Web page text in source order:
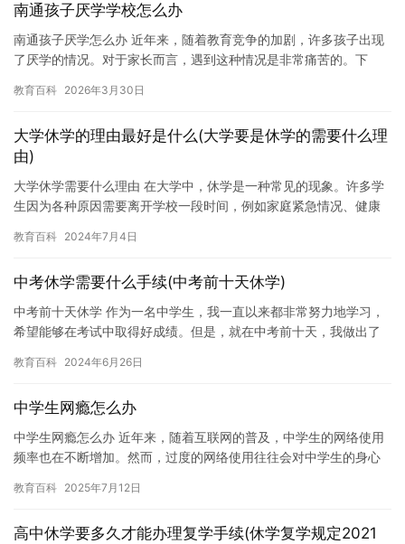
南通孩子厌学学校怎么办
南通孩子厌学怎么办 近年来，随着教育竞争的加剧，许多孩子出现
了厌学的情况。对于家长而言，遇到这种情况是非常痛苦的。下
解孩…
教育百科 2026年3月30日
大学休学的理由最好是什么(大学要是休学的需要什么理
由)
大学休学需要什么理由 在大学中，休学是一种常见的现象。许多学
生因为各种原因需要离开学校一段时间，例如家庭紧急情况、健康
的…
教育百科 2024年7月4日
中考休学需要什么手续(中考前十天休学)
中考前十天休学 作为一名中学生，我一直以来都非常努力地学习，
希望能够在考试中取得好成绩。但是，就在中考前十天，我做出了
试做…
教育百科 2024年6月26日
中学生网瘾怎么办
中学生网瘾怎么办 近年来，随着互联网的普及，中学生的网络使用
频率也在不断增加。然而，过度的网络使用往往会对中学生的身心
的问…
教育百科 2025年7月12日
高中休学要多久才能办理复学手续(休学复学规定2021